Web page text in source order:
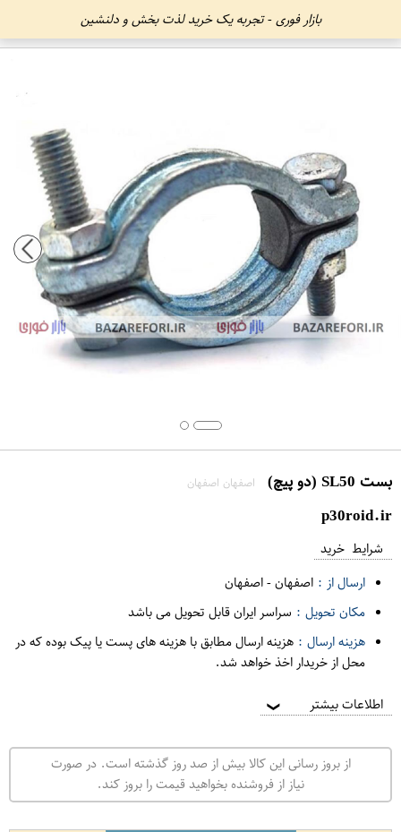
بازار فوری - تجربه یک خرید لذت بخش و دلنشین
بست SL50 (دو پیچ) اصفهان اصفهان
p30roid.ir
شرایط خرید
ارسال از : اصفهان-اصفهان
مکان تحویل : سراسر ایران قابل تحویل می باشد
هزینه ارسال : هزینه ارسال مطابق با هزینه های پست یا پیک بوده که در
محل از خریدار اخذ خواهد شد.
اطلاعات بیشتر ❯
از بروز رسانی این کالا بیش از صد روز گذشته است. در صورت
نیاز از فروشنده بخواهید قیمت را بروز کند.